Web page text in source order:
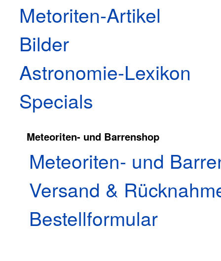
Metoriten-Artikel
Bilder
Astronomie-Lexikon
Specials
Meteoriten- und Barrenshop
Meteoriten- und
Versand &
Bestellformular